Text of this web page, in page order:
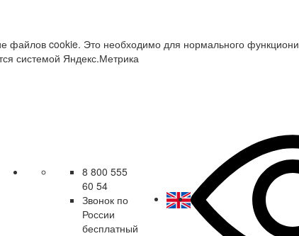
файлов cookie. Это необходимо для нормального
системой Яндекс.Метрика
8 800 555
60 54
Звонок по
России
бесплатный